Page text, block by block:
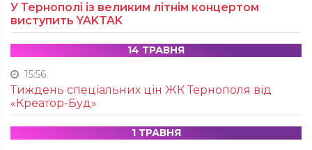
У Тернополі із великим літнім концертом
виступить YAKTAK
14 ТРАВНЯ
15:56
Тиждень спеціальних цін ЖК Тернополя від
«Креатор-Буд»
1 ТРАВНЯ